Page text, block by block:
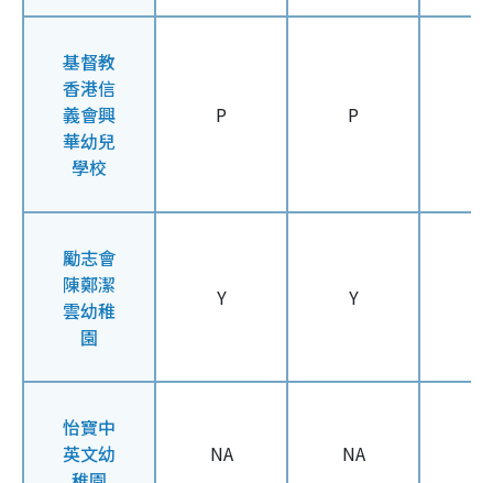
基督教
香港信
義會興
華幼兒
學校
P P
勵志會
陳鄭潔
雲幼稚
園
Y Y
怡寶中
英文幼
NA NA